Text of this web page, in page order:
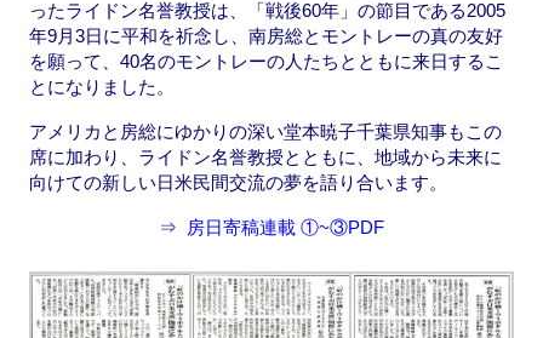
ったライドン名誉教授は、「戦後60年」の節目である2005
年9月3日に平和を祈念し、南房総とモントレーの真の友好
を願って、40名のモントレーの人たちとともに来日するこ
とになりました。
アメリカと房総にゆかりの深い堂本暁子千葉県知事もこの
席に加わり、ライドン名誉教授とともに、地域から未来に
向けての新しい日米民間交流の夢を語り合います。
⇒ 房日寄稿連載 ①~③PDF